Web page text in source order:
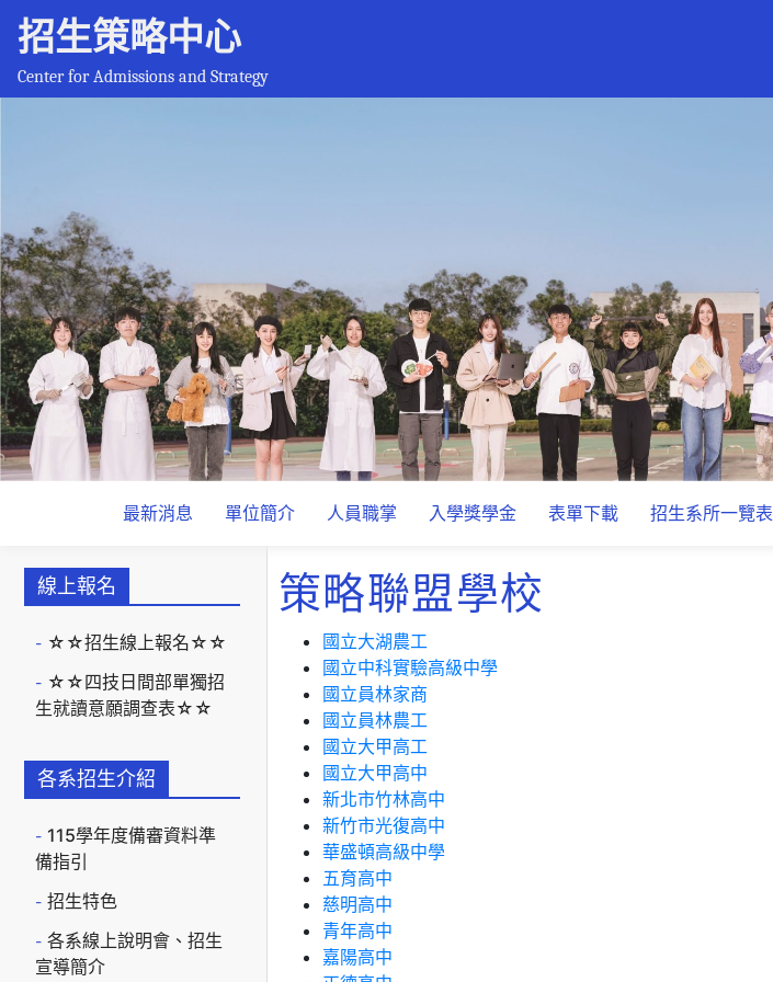
招生策略中心
Center for Admissions and Strategy
最新消息 單位簡介 人員職掌 入學獎學金 表單下載 招生系所一覽表
線上報名
☆☆招生線上報名☆☆
☆☆四技日間部單獨招
生就讀意願調查表☆☆
各系招生介紹
115學年度備審資料準
備指引
招生特色
各系線上說明會、招生
宣導簡介
策略聯盟學校
國立大湖農工
國立中科實驗高級中學
國立員林家商
國立員林農工
國立大甲高工
國立大甲高中
新北市竹林高中
新竹市光復高中
華盛頓高級中學
五育高中
慈明高中
青年高中
嘉陽高中